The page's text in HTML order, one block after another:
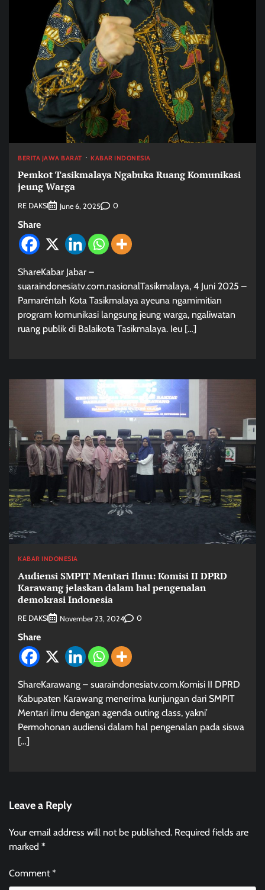
BERITA JAWA BARAT KABAR INDONESIA
Pemkot Tasikmalaya Ngabuka Ruang Komunikasi
jeung Warga
RE DAKSI June 6, 2025 0
Share
ShareKabar Jabar –
suaraindonesiatv.com.nasionalTasikmalaya, 4 Juni 2025 –
Pamaréntah Kota Tasikmalaya ayeuna ngamimitian
program komunikasi langsung jeung warga, ngaliwatan
ruang publik di Balaikota Tasikmalaya. Ieu […]
KABAR INDONESIA
Audiensi SMPIT Mentari Ilmu: Komisi II DPRD
Karawang jelaskan dalam hal pengenalan
demokrasi Indonesia
RE DAKSI November 23, 2024 0
Share
ShareKarawang – suaraindonesiatv.com.Komisi II DPRD
Kabupaten Karawang menerima kunjungan dari SMPIT
Mentari ilmu dengan agenda outing class, yakni’
Permohonan audiensi dalam hal pengenalan pada siswa
[…]
Leave a Reply
Your email address will not be published. Required fields are
marked *
Comment*